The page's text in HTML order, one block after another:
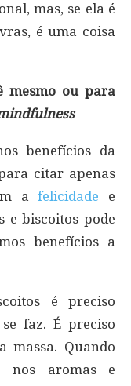
mas, se ela é
é uma coisa
mesmo ou para
benefícios da
citar apenas
afelicidade e
e biscoitos pode
benefícios a
é preciso
faz. É preciso
massa. Quando
nos aromas e